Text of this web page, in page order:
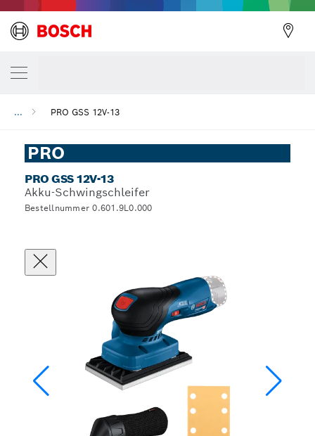
... PRO GSS 12V-13
PRO
PRO GSS 12V-13
Akku-Schwingschleifer
Bestellnummer 0.601.9L0.000